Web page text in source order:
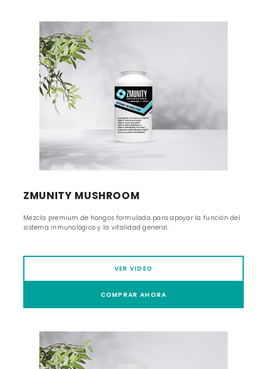
ZMUNITY MUSHROOM
Mezcla premium de hongos formulada para apoyar la función del
sistema inmunológico y la vitalidad general.
VER VIDEO
COMPRAR AHORA